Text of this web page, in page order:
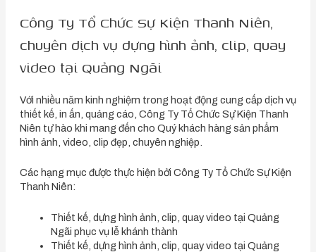
Công Ty Tổ Chức Sự Kiện Thanh Niên,
chuyên dịch vụ dựng hình ảnh, clip, quay
video tại Quảng Ngãi
Với nhiều năm kinh nghiệm trong hoạt động cung cấp dịch vụ
thiết kế, in ấn, quảng cáo, Công Ty Tổ Chức Sự Kiện Thanh
Niên tự hào khi mang đến cho Quý khách hàng sản phẩm
hình ảnh, video, clip đẹp, chuyên nghiệp.
Các hạng mục được thực hiện bởi Công Ty Tổ Chức Sự Kiện
Thanh Niên:
Thiết kế, dựng hình ảnh, clip, quay video tại Quảng
Ngãi phục vụ lễ khánh thành
Thiết kế, dựng hình ảnh, clip, quay video tại Quảng